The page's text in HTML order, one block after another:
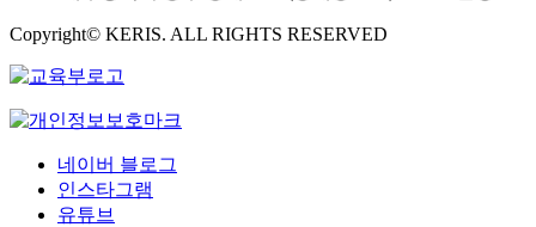
Copyright© KERIS. ALL RIGHTS RESERVED
네이버 블로그
인스타그램
유튜브